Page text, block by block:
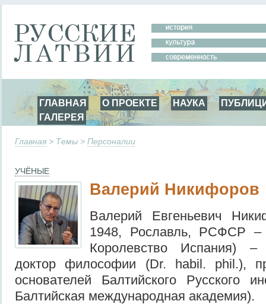
ГЛАВНАЯ О ПРОЕКТЕ НАУКА
ГАЛЕРЕЯ
Главная > Темы > Персоналии
УЧЁНЫЕ
Валерий Никифоров
Валерий Евгеньевич
1948, Рославль, РСФСР
Королевство Испания) –
доктор философии (Dr. habil. phil.),
основателей Балтийского Русского
Балтийская международная академия).